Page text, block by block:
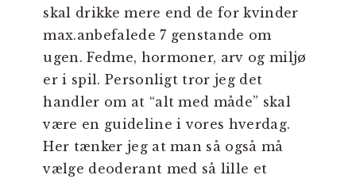
skal drikke mere end de for kvinder
max.anbefalede 7 genstande om
ugen. Fedme, hormoner, arv og miljø
er i spil. Personligt tror jeg det
handler om at “alt med måde” skal
være en guideline i vores hverdag.
Her tænker jeg at man så også må
vælge deoderant med så lille et